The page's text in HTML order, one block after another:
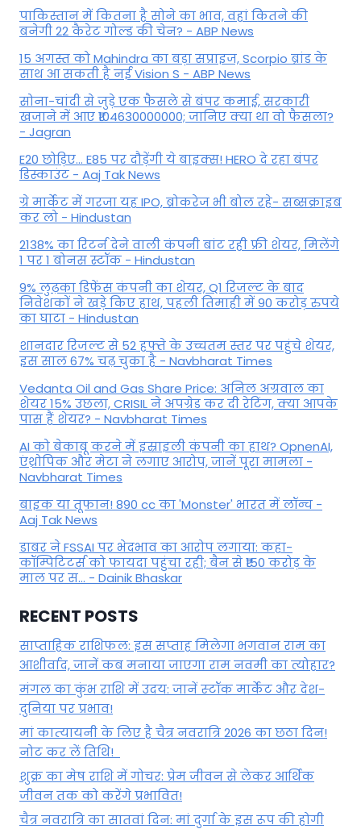
पाकिस्तान में कितना है सोने का भाव, वहां कितने की
बनेगी 22 कैरेट गोल्ड की चेन? - ABP News
15 अगस्त को Mahindra का बड़ा सप्राइज, Scorpio ब्रांड के
साथ आ सकती है नई Vision S - ABP News
सोना-चांदी से जुड़े एक फैसले से बंपर कमाई, सरकारी
खजाने में आए ₹104630000000; जानिए क्या था वो फैसला?
- Jagran
E20 छोड़िए... E85 पर दौड़ेंगी ये बाइक्स! HERO दे रहा बंपर
डिस्काउंट - Aaj Tak News
ग्रे मार्केट में गरजा यह IPO, ब्रोकरेज भी बोल रहे- सब्सक्राइब
कर लो - Hindustan
2138% का रिटर्न देने वाली कंपनी बांट रही फ्री शेयर, मिलेंगे
1 पर 1 बोनस स्टॉक - Hindustan
9% लुढ़का डिफेंस कंपनी का शेयर, Q1 रिजल्ट के बाद
निवेशकों ने खड़े किए हाथ, पहली तिमाही में 90 करोड़ रुपये
का घाटा - Hindustan
शानदार रिजल्ट से 52 हफ्ते के उच्चतम स्तर पर पहुंचे शेयर,
इस साल 67% चढ़ चुका है - Navbharat Times
Vedanta Oil and Gas Share Price: अनिल अग्रवाल का
शेयर 15% उछला, CRISIL ने अपग्रेड कर दी रेटिंग, क्या आपके
पास हैं शेयर? - Navbharat Times
AI को बेकाबू करने में इस्राइली कंपनी का हाथ? OpnenAI,
एंथ्रोपिक और मेटा ने लगाए आरोप, जानें पूरा मामला -
Navbharat Times
बाइक या तूफान! 890 cc का 'Monster' भारत में लॉन्च -
Aaj Tak News
डाबर ने FSSAI पर भेदभाव का आरोप लगाया: कहा-
कॉम्पिटिटर्स को फायदा पहुंचा रही; बैन से ₹150 करोड़ के
माल पर स... - Dainik Bhaskar
RECENT POSTS
साप्ताहिक राशिफल: इस सप्ताह मिलेगा भगवान राम का
आशीर्वाद, जानें कब मनाया जाएगा राम नवमी का त्योहार?
मंगल का कुंभ राशि में उदय: जानें स्‍टॉक मार्केट और देश-
दुनिया पर प्रभाव!
मां कात्‍यायनी के लिए है चैत्र नवरात्रि 2026 का छठा दिन!
नोट कर लें तिथि!
शुक्र का मेष राशि में गोचर: प्रेम जीवन से लेकर आर्थिक
जीवन तक को करेंगे प्रभावित!
चैत्र नवरात्रि का सातवां दिन: मां दुर्गा के इस रूप की होगी